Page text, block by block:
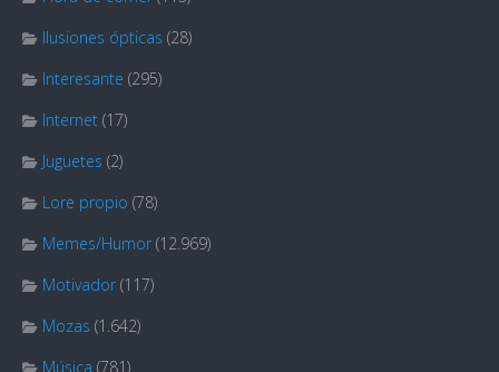
Ilusiones ópticas (28)
Interesante (295)
Internet (17)
Juguetes (2)
Lore propio (78)
Memes/Humor (12.969)
Motivador (117)
Mozas (1.642)
Música (781)